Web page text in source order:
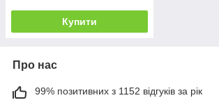
Купити
Про нас
99% позитивних з 1152 відгуків за рік